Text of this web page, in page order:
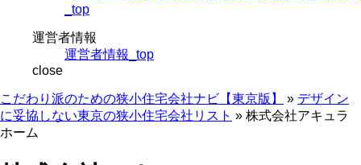
_top
運営者情報
運営者情報_top
close
こだわり派のための狭小住宅会社ナビ【東京版】 » デザイン
に妥協しない東京の狭小住宅会社リスト » 株式会社アキュラ
ホーム